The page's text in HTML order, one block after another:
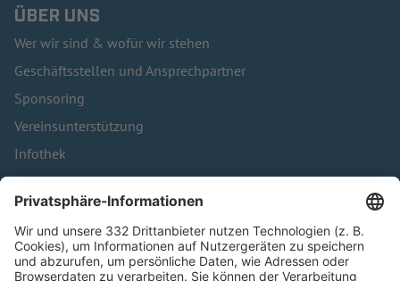
ÜBER UNS
Wer wir sind & wofür wir stehen
Geschäftsstellen und Ansprechpartner
Sponsoring
Vereinsunterstützung
Infothek
Kontakt
HÄUFIG BESUCHTE SEITEN
Pässe und Vereinswechsel